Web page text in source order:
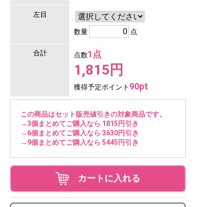
左目
数量 点
合計 点数1点
1,815円
獲得予定ポイント 90pt
この商品はセット販売値引きの対象商品です。
→3個まとめてご購入なら 1815円引き
→6個まとめてご購入なら 3630円引き
→9個まとめてご購入なら 5445円引き
カートに入れる